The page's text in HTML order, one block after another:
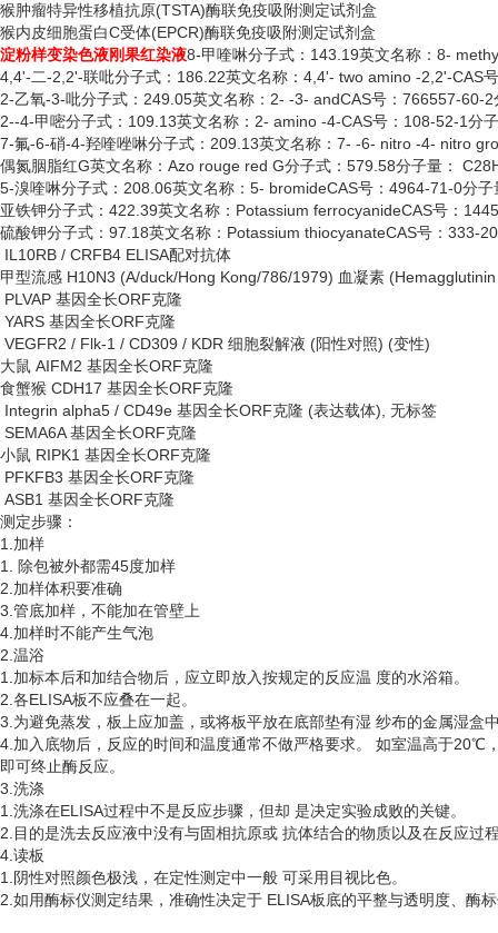
猴肿瘤特异性移植抗原(TSTA)酶联免疫吸附测定试剂盒
猴内皮细胞蛋白C受体(EPCR)酶联免疫吸附测定试剂盒
淀粉样变染色液刚果红染液8-甲喹啉分子式：143.19英文名称：8-
4,4'-二-2,2'-联吡分子式：186.22英文名称：4,4'- two amino -2,2'-CAS
2-乙氧-3-吡分子式：249.05英文名称：2- -3- andCAS号：766557-60-
2--4-甲嘧分子式：109.13英文名称：2- amino -4-CAS号：108-52-1分
7-氟-6-硝-4-羟喹唑啉分子式：209.13英文名称：7- -6- nitro -4- nitro
偶氮胭脂红G英文名称：Azo rouge red G分子式：579.58分子量：
5-溴喹啉分子式：208.06英文名称：5- bromideCAS号：4964-71-0分子
亚铁钾分子式： 422.39英文名称：Potassium ferrocyanideCAS号：
硫酸钾分子式： 97.18英文名称：Potassium thiocyanateCAS号：333-
IL10RB / CRFB4 ELISA配对抗体
甲型流感 H10N3 (A/duck/Hong Kong/786/1979) 血凝素
PLVAP 基因全长ORF克隆
YARS 基因全长ORF克隆
VEGFR2 / Flk-1 / CD309 / KDR 细胞裂解液 (阳性对照) (变性)
大鼠 AIFM2 基因全长ORF克隆
食蟹猴 CDH17 基因全长ORF克隆
Integrin alpha5 / CD49e 基因全长ORF克隆 (表达载体), 无标签
SEMA6A 基因全长ORF克隆
小鼠 RIPK1 基因全长ORF克隆
PFKFB3 基因全长ORF克隆
ASB1 基因全长ORF克隆
测定步骤：
1.加样
1. 除包被外都需45度加样
2.加样体积要准确
3.管底加样，不能加在管壁上
4.加样时不能产生气泡
2.温浴
1.加标本后和加结合物后，应立即放入按规定的反应温 度的水浴箱。
2.各ELISA板不应叠在一起。
3.为避免蒸发，板上应加盖，或将板平放在底部垫有湿 纱布的金属湿盒
4.加入底物后，反应的时间和温度通常不做严格要求。 如室温高于20℃
即可终止酶反应。
3.洗涤
1.洗涤在ELISA过程中不是反应步骤，但却 是决定实验成败的关键。
2.目的是洗去反应液中没有与固相抗原或 抗体结合的物质以及在反应过
4.读板
1.阴性对照颜色极浅，在定性测定中一般 可采用目视比色。
2.如用酶标仪测定结果，准确性决定于 ELISA板底的平整与透明度、酶